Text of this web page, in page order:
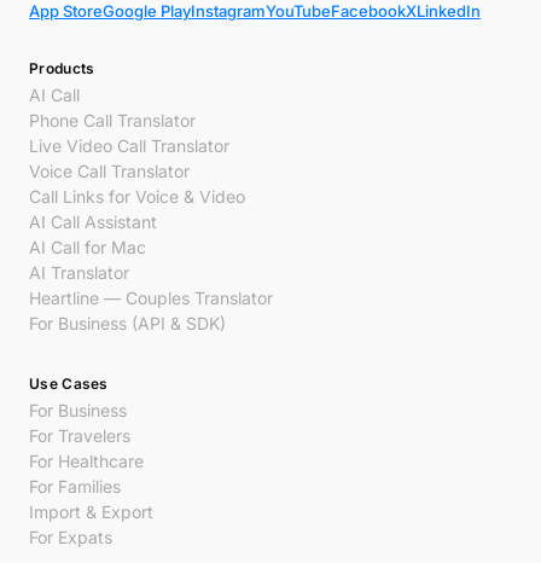
App StoreGoogle PlayInstagramYouTubeFacebookXLinkedIn
Products
AI Call
Phone Call Translator
Live Video Call Translator
Voice Call Translator
Call Links for Voice & Video
AI Call Assistant
AI Call for Mac
AI Translator
Heartline — Couples Translator
For Business (API & SDK)
Use Cases
For Business
For Travelers
For Healthcare
For Families
Import & Export
For Expats